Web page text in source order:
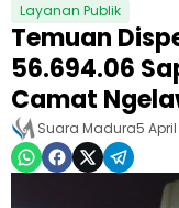
Layanan Publik
Temuan
56.694.06
Camat
Suara Madura5